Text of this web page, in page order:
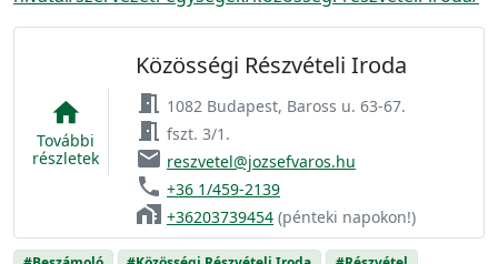
home
További
részletek
Közösségi Részvételi Iroda
meeting_room 1082 Budapest, Baross u. 63-67.
meeting_room fszt. 3/1.
email reszvetel@jozsefvaros.hu
phone +36 1/459-2139
home_work +36203739454 (pénteki napokon!)